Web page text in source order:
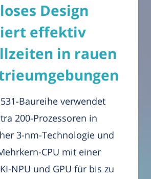
Design
effektiv
in rauen
Baureihe verwendet
200-Prozessoren in
3-nm-Technologie und
CPU mit einer
NPU und GPU für bis zu